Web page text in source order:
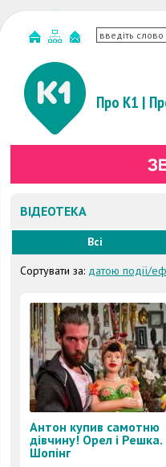
Про К1 |
ВІДЕОТЕКА
Всі
Сортувати за: датою події/
Антон купив самотню
дівчину! Орел і Решка.
Шопінг